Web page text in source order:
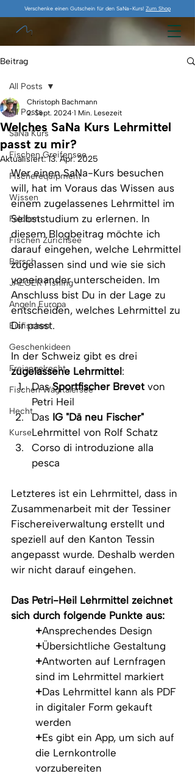
Verschenke einen Gutschein für den SaNa-Kurs! Zum Shop
Beitrag
All Posts
SaNa Kurs
Fischen Greifensee
Fischerequipment
Wissen
Felchen
Fischen Zürichsee
Barsch
JAEGER Fishing
Angeln Europa
Eisfischen
Geschenkideen
Freiangelrecht
Fischen Wägitalersee
Hecht
Kurse
All Posts
Welches SaNa Kurs Lehrmittel
passt zu mir?
Christoph Bachmann
2. Sept. 2024 1 Min. Lesezeit
Aktualisiert:13. Apr. 2025
Wer einen SaNa-Kurs besuchen
will, hat im Voraus das Wissen aus
einem zugelassenes Lehrmittel im
Selbststudium zu erlernen. In
diesem Blogbeitrag möchte ich
darauf eingehen, welche Lehrmittel
zugelassen sind und wie sie sich
voneinander unterscheiden. Im
Anschluss bist Du in der Lage zu
entscheiden, welches Lehrmittel zu
Dir passt.
In der Schweiz gibt es drei
zugelassene Lehrmittel :
Das Sportfischer Brevet von
Petri Heil
Das IG "Dä neu Fischer"
Lehrmittel von Rolf Schatz
Corso di introduzione alla
pesca
Letzteres ist ein Lehrmittel, dass in
Zusammenarbeit mit der Tessiner
Fischereiverwaltung erstellt und
speziell auf den Kanton Tessin
angepasst wurde. Deshalb werden
wir nicht darauf eingehen.
Das Petri-Heil Lehrmittel zeichnet
sich durch folgende Punkte aus:
+Ansprechendes Design
+Übersichtliche Gestaltung
+Antworten auf Lernfragen
sind im Lehrmittel markiert
+Das Lehrmittel kann als PDF
in digitaler Form gekauft
werden
+Es gibt ein App, um sich auf
die Lernkontrolle
vorzubereiten